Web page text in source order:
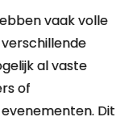
vaak volle
al vaste
of
Dit